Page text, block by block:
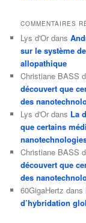
COMMENTAIRES
Lys d'Or dans
sur le système
allopathique
Christiane BASS
découvert que
des
Lys d'Or dans La
que certains
Christiane BASS
découvert que
des
60GigaHertz dans
d’hybridation